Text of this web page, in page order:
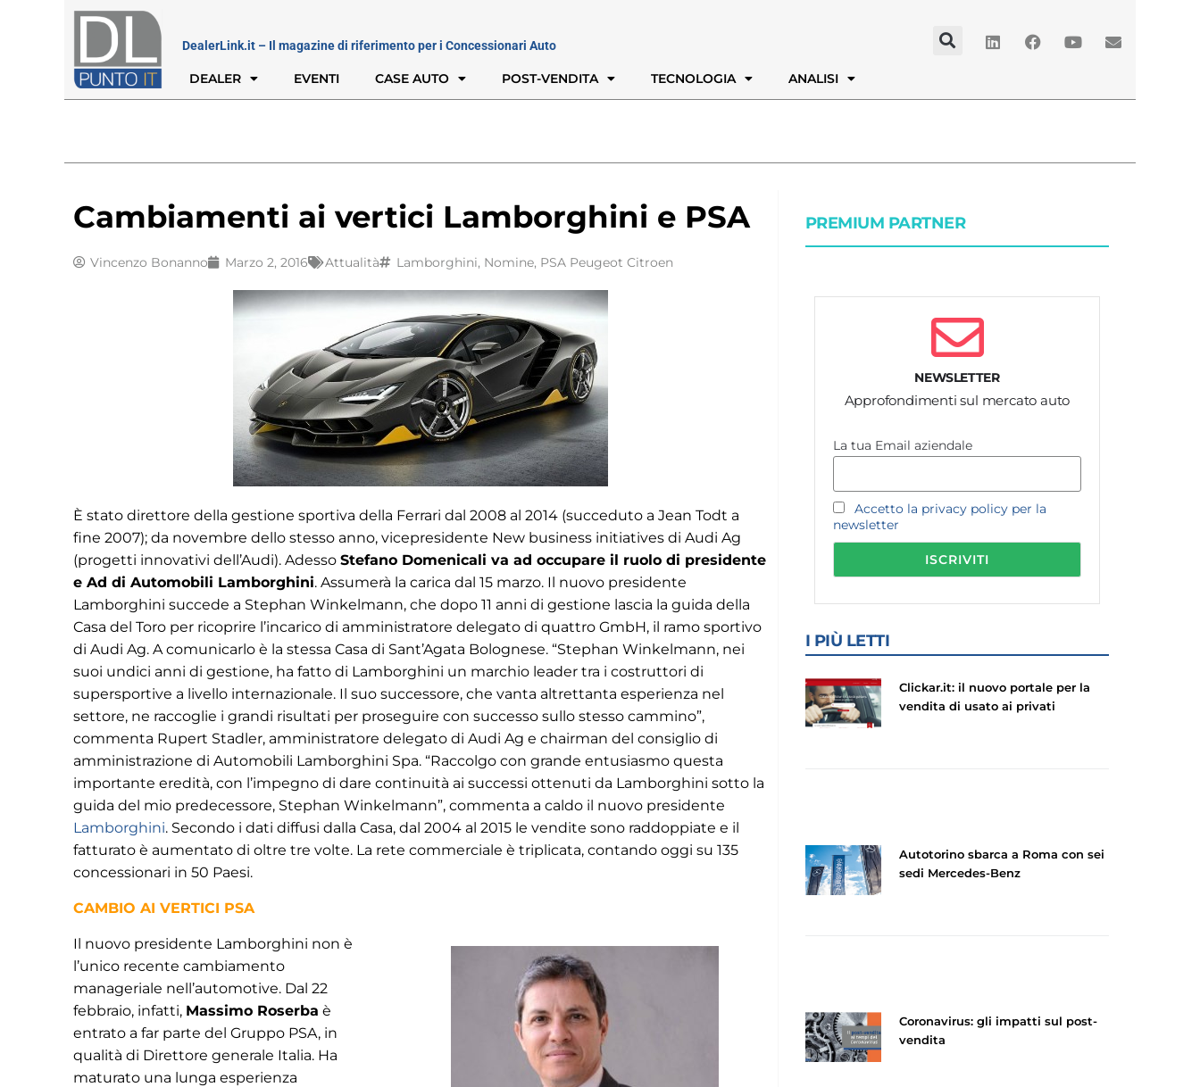
DealerLink.it – Il magazine di riferimento per i Concessionari Auto
DEALER EVENTI CASE AUTO POST-VENDITA TECNOLOGIA ANALISI
Cambiamenti ai vertici Lamborghini e PSA
Vincenzo Bonanno Marzo 2, 2016 Attualità Lamborghini, Nomine, PSA Peugeot Citroen
È stato direttore della gestione sportiva della Ferrari dal 2008 al 2014 (succeduto a Jean Todt a
fine 2007); da novembre dello stesso anno, vicepresidente New business initiatives di Audi Ag
(progetti innovativi dell’Audi). Adesso Stefano Domenicali va ad occupare il ruolo di presidente
e Ad di Automobili Lamborghini. Assumerà la carica dal 15 marzo. Il nuovo presidente
Lamborghini succede a Stephan Winkelmann, che dopo 11 anni di gestione lascia la guida della
Casa del Toro per ricoprire l’incarico di amministratore delegato di quattro GmbH, il ramo sportivo
di Audi Ag. A comunicarlo è la stessa Casa di Sant’Agata Bolognese. “Stephan Winkelmann, nei
suoi undici anni di gestione, ha fatto di Lamborghini un marchio leader tra i costruttori di
supersportive a livello internazionale. Il suo successore, che vanta altrettanta esperienza nel
settore, ne raccoglie i grandi risultati per proseguire con successo sullo stesso cammino”,
commenta Rupert Stadler, amministratore delegato di Audi Ag e chairman del consiglio di
amministrazione di Automobili Lamborghini Spa. “Raccolgo con grande entusiasmo questa
importante eredità, con l’impegno di dare continuità ai successi ottenuti da Lamborghini sotto la
guida del mio predecessore, Stephan Winkelmann”, commenta a caldo il nuovo presidente
Lamborghini. Secondo i dati diffusi dalla Casa, dal 2004 al 2015 le vendite sono raddoppiate e il
fatturato è aumentato di oltre tre volte. La rete commerciale è triplicata, contando oggi su 135
concessionari in 50 Paesi.
CAMBIO AI VERTICI PSA
Il nuovo presidente Lamborghini non è
l’unico recente cambiamento
manageriale nell’automotive. Dal 22
febbraio, infatti, Massimo Roserba è
entrato a far parte del Gruppo PSA, in
qualità di Direttore generale Italia. Ha
maturato una lunga esperienza
PREMIUM PARTNER
NEWSLETTER
Approfondimenti sul mercato auto
La tua Email aziendale
Accetto la privacy policy per la
newsletter
I PIÙ LETTI
Clickar.it: il nuovo portale per la
vendita di usato ai privati
Autotorino sbarca a Roma con sei
sedi Mercedes-Benz
Coronavirus: gli impatti sul post-
vendita